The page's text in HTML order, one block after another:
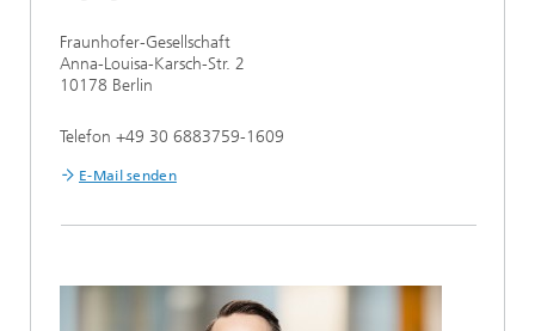
Fraunhofer-Gesellschaft
Anna-Louisa-Karsch-Str. 2
10178 Berlin
Telefon +49 30 6883759-1609
E-Mail senden